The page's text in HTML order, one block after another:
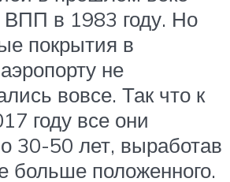
ВПП в 1983 году. Но
покрытия в
не
вовсе. Так что к
году все они
30-50 лет, выработав
больше положенного.